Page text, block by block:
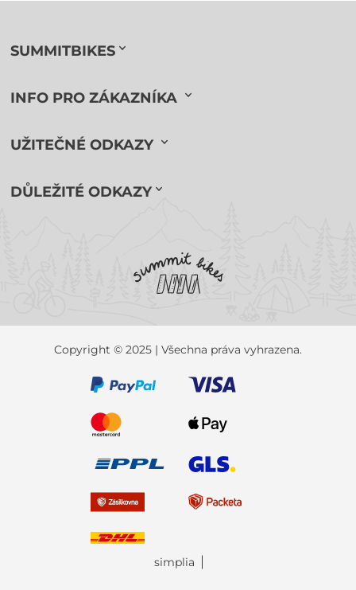
SUMMITBIKES
INFO PRO ZÁKAZNÍKA
UŽITEČNÉ ODKAZY
DŮLEŽITÉ ODKAZY
Copyright © 2025 | Všechna práva vyhrazena.
simplia